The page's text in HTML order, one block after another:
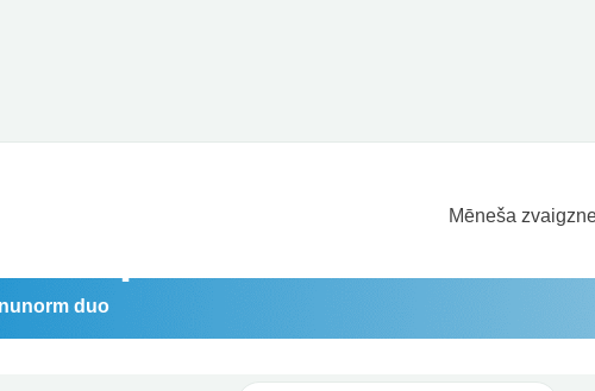
Mēneša
priekš: sinunorm duo
duo